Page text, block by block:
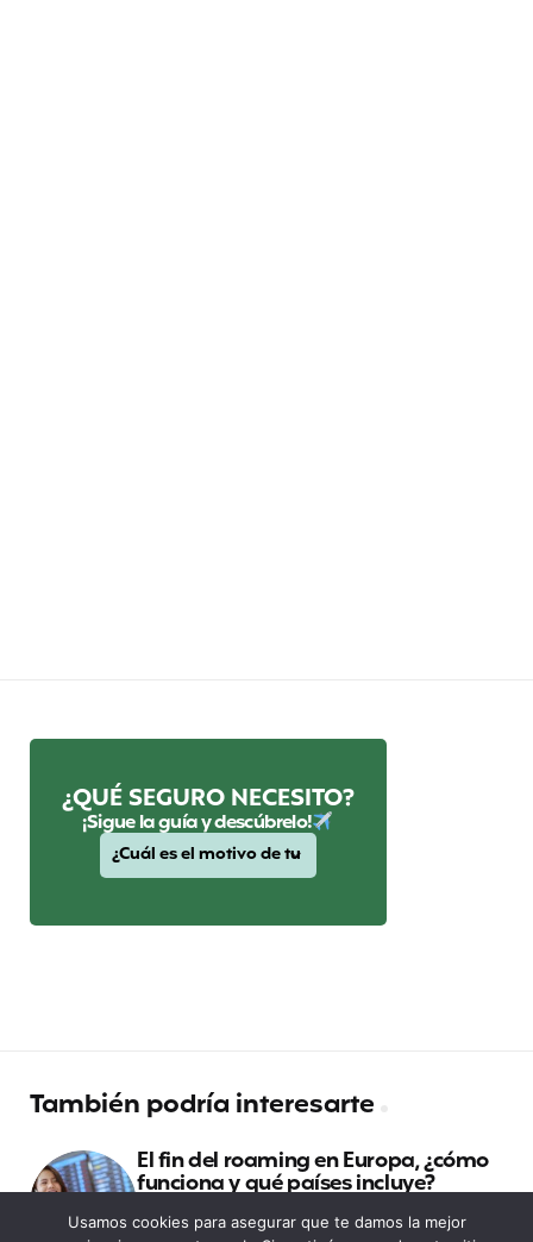
¿QUÉ SEGURO NECESITO?
¡Sigue la guía y descúbrelo!
También podría interesarte
El fin del roaming en Europa, ¿cómo
funciona y qué países incluye?
Usamos cookies para asegurar que te damos la mejor